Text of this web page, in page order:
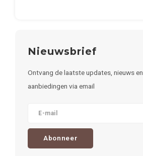
Nieuwsbrief
Ontvang de laatste updates, nieuws en
aanbiedingen via email
Abonneer